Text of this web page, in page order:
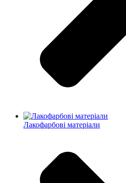
Лакофарбові матеріали